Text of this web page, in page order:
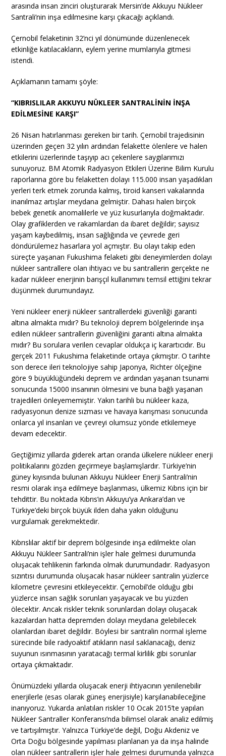
arasında insan zinciri oluşturarak Mersin’de Akkuyu Nükleer
Santrali’nin inşa edilmesine karşı çıkacağı açıklandı.
Çernobil felaketinin 32’nci yıl dönümünde düzenlenecek
etkinliğe katılacakların, eylem yerine mumlarıyla gitmesi
istendi.
Açıklamanın tamamı şöyle:
“KIBRISLILAR AKKUYU NÜKLEER SANTRALİNİN İNŞA
EDİLMESİNE KARŞI”
26 Nisan hatırlanması gereken bir tarih. Çernobil trajedisinin
üzerinden geçen 32 yılın ardından felakette ölenlere ve halen
etkilerini üzerlerinde taşıyıp acı çekenlere saygılarımızı
sunuyoruz. BM Atomik Radyasyon Etkileri Üzerine Bilim Kurulu
raporlarına göre bu felaketten dolayı 115.000 insan yaşadıkları
yerleri terk etmek zorunda kalmış, tiroid kanseri vakalarında
inanılmaz artışlar meydana gelmiştir. Dahası halen birçok
bebek genetik anomalilerle ve yüz kusurlarıyla doğmaktadır.
Olay grafiklerden ve rakamlardan da ibaret değildir; sayısız
yaşam kaybedilmiş, insan sağlığında ve çevrede geri
döndürülemez hasarlara yol açmıştır. Bu olayı takip eden
süreçte yaşanan Fukushima felaketi gibi deneyimlerden dolayı
nükleer santrallere olan ihtiyacı ve bu santrallerin gerçekte ne
kadar nükleer enerjinin barışçıl kullanımını temsil ettiğini tekrar
düşünmek durumundayız.
Yeni nükleer enerji nükleer santrallerdeki güvenliği garanti
altına almakta mıdır? Bu teknoloji deprem bölgelerinde inşa
edilen nükleer santrallerin güvenliğini garanti altına almakta
mıdır? Bu sorulara verilen cevaplar oldukça iç karartıcıdır. Bu
gerçek 2011 Fukushima felaketinde ortaya çıkmıştır. O tarihte
son derece ileri teknolojiye sahip Japonya, Richter ölçeğine
göre 9 büyüklüğündeki deprem ve ardından yaşanan tsunami
sonucunda 15000 insanının ölmesini ve buna bağlı yaşanan
trajedileri önleyememiştir. Yakın tarihli bu nükleer kaza,
radyasyonun denize sızması ve havaya karışması sonucunda
onlarca yıl insanları ve çevreyi olumsuz yönde etkilemeye
devam edecektir.
Geçtiğimiz yıllarda giderek artan oranda ülkelere nükleer enerji
politikalarını gözden geçirmeye başlamışlardır. Türkiye’nin
güney kıyısında bulunan Akkuyu Nükleer Enerji Santrali’nin
resmi olarak inşa edilmeye başlanması, ülkemiz Kıbrıs için bir
tehdittir. Bu noktada Kıbrıs’ın Akkuyu’ya Ankara’dan ve
Türkiye’deki birçok büyük ilden daha yakın olduğunu
vurgulamak gerekmektedir.
Kıbrıslılar aktif bir deprem bölgesinde inşa edilmekte olan
Akkuyu Nükleer Santrali’nin işler hale gelmesi durumunda
oluşacak tehlikenin farkında olmak durumundadır. Radyasyon
sızıntısı durumunda oluşacak hasar nükleer santralin yüzlerce
kilometre çevresini etkileyecektir. Çernobil’de olduğu gibi
yüzlerce insan sağlık sorunları yaşayacak ve bu yüzden
ölecektir. Ancak riskler teknik sorunlardan dolayı oluşacak
kazalardan hatta depremden dolayı meydana gelebilecek
olanlardan ibaret değildir. Böylesi bir santralin normal işleme
sürecinde bile radyoaktif atıkların nasıl saklanacağı, deniz
suyunun ısınmasının yaratacağı termal kirlilik gibi sorunlar
ortaya çıkmaktadır.
Önümüzdeki yıllarda oluşacak enerji ihtiyacının yenilenebilir
enerjilerle (esas olarak güneş enerjisiyle) karşılanabileceğine
inanıyoruz. Yukarda anlatılan riskler 10 Ocak 2015’te yapılan
Nükleer Santraller Konferansı’nda bilimsel olarak analiz edilmiş
ve tartışılmıştır. Yalnızca Türkiye’de değil, Doğu Akdeniz ve
Orta Doğu bölgesinde yapılması planlanan ya da inşa halinde
olan nükleer santrallerin işler hale gelmesi durumunda yalnızca